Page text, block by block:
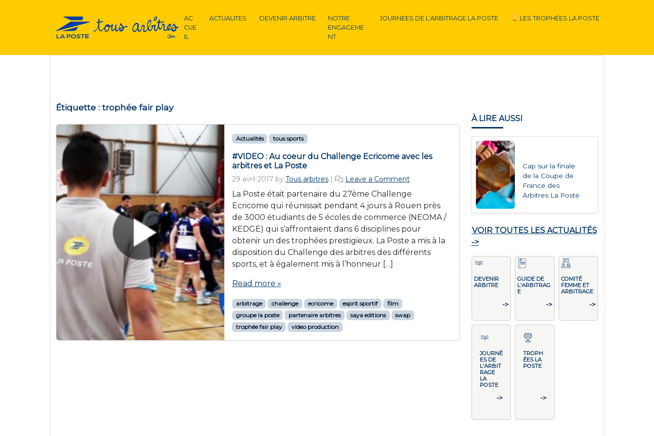
AC
CUE
IL
ACTUALITES DEVENIR ARBITRE
NOTRE
ENGAGEME
NT
JOURNEES DE L’ARBITRAGE LA POSTE LES TROPHÉES LA POSTE
Étiquette : trophée fair play
Actualités tous sports
#VIDEO : Au coeur du Challenge Ecricome avec les
arbitres et La Poste
29 avril 2017 by Tous arbitres | Leave a Comment
La Poste était partenaire du 27ème Challenge
Ecricome qui réunissait pendant 4 jours à Rouen près
de 3000 étudiants de 5 écoles de commerce (NEOMA /
KEDGE) qui s’affrontaient dans 6 disciplines pour
obtenir un des trophées prestigieux. La Poste a mis à la
disposition du Challenge des arbitres des différents
sports, et à également mis à l’honneur […]
Read more »
arbitrage challenge ecricome esprit sportif
film
groupe la poste
partenaire arbitres saya editions
swap
trophée fair play
video production
À LIRE AUSSI
Cap sur la finale
de la Coupe de
France des
Arbitres La Poste
VOIR TOUTES LES ACTUALITÉS
->
DEVENIR
ARBITRE
->
GUIDE DE
L'ARBITRAG
E
->
COMITÉ
FEMME ET
ARBITRAGE
->
JOURNÉ
ES DE
L'ARBIT
RAGE
LA
POSTE
->
TROPH
ÉES LA
POSTE
->